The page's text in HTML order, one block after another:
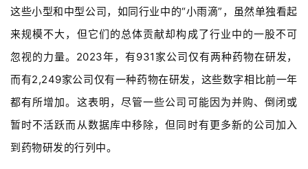
这些小型和中型公司，如同行业中的“小雨滴”，虽然单独看起
来规模不大，但它们的总体贡献却构成了行业中的一股不可
忽视的力量。2023年，有931家公司仅有两种药物在研发，
而有2,249家公司仅有一种药物在研发，这些数字相比前一年
都有所增加。这表明，尽管一些公司可能因为并购、倒闭或
暂时不活跃而从数据库中移除，但同时有更多新的公司加入
到药物研发的行列中。